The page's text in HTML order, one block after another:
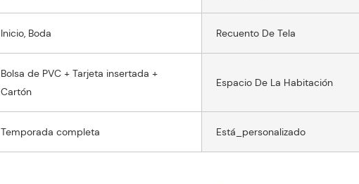
Inicio, Boda Recuento De Tela
Bolsa de PVC + Tarjeta insertada +
Cartón
Espacio De La Habitación
Temporada completa Está_personalizado